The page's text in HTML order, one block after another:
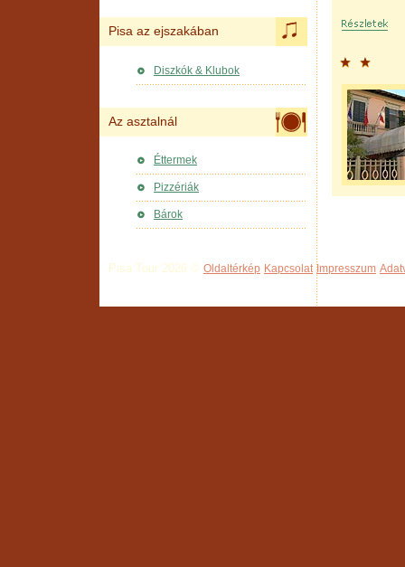
Pisa az ejszakában
Diszkók & Klubok
Az asztalnál
Éttermek
Pizzériák
Bárok
Pisa Tour 2026 © Oldaltérkép Kapcsolat Impresszum